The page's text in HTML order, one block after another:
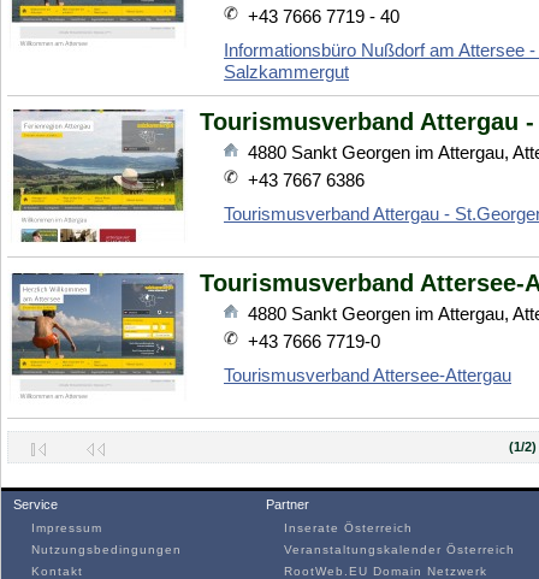
+43 7666 7719 - 40
Informationsbüro Nußdorf am Attersee
Salzkammergut
Tourismusverband Attergau
4880 Sankt Georgen im Attergau,
+43 7667 6386
Tourismusverband Attergau -
Tourismusverband Attersee-
4880 Sankt Georgen im Attergau,
+43 7666 7719-0
Tourismusverband Attersee-Attergau
(1/2)
Service
Impressum
Nutzungsbedingungen
Kontakt
Partner
Inserate Österreich
Veranstaltungskalender Österreich
RootWeb.EU Domain Netzwerk